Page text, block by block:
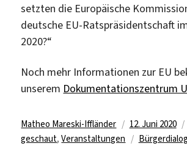
setzten die Europäische
deutsche EU-Ratspräsidentschaft
2020?“
Noch mehr Informationen zur EU
unserem Dokumentationszentrum
Autor
Matheo Mareski-Iffländer
Veröffentlicht
am
12. Juni 2020
geschaut,Veranstaltungen Bürgerdialog